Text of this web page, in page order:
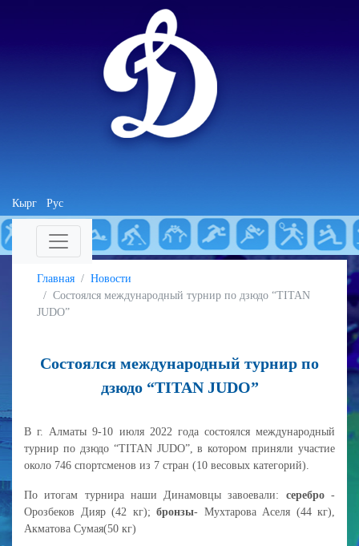
Кырг Рус
Главная
Новости
Cостоялся международный турнир по дзюдо “TITAN
JUDO”
Cостоялся международный турнир по
дзюдо “TITAN JUDO”
В г. Алматы 9-10 июля 2022 года состоялся международный
турнир по дзюдо “TITAN JUDO”, в котором приняли участие
около 746 спортсменов из 7 стран (10 весовых категорий).
По итогам турнира наши Динамовцы завоевали: серебро-
Орозбеков Дияр (42 кг); бронзы- Мухтарова Аселя (44 кг),
Акматова Сумая(50 кг)